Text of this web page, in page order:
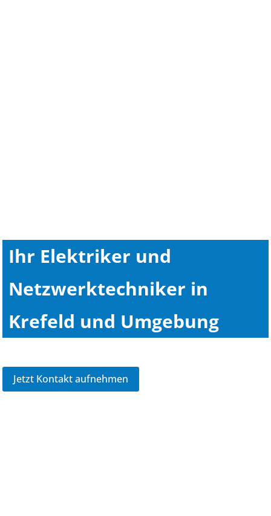
Ihr Elektriker und
Netzwerktechniker in
Krefeld und Umgebung
Jetzt Kontakt aufnehmen